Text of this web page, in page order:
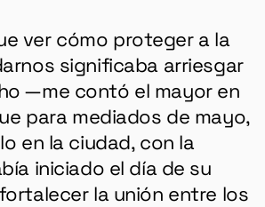
ver cómo proteger a la
significaba arriesgar
—me contó el mayor en
para mediados de mayo,
en la ciudad, con la
iniciado el día de su
la unión entre los